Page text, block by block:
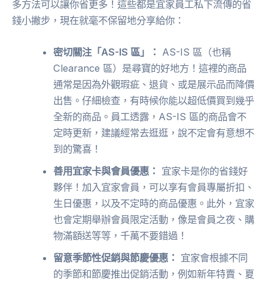
多方法可以讓你省更多！這些都是宜家員工私下流傳的省
錢小撇步，現在就毫不保留地分享給你：
密切關注「AS-IS 區」： AS-IS 區（也稱
Clearance 區）是尋寶的好地方！這裡的商品
通常是因為外觀瑕疵、退貨、或是展示品而降價
出售。仔細檢查，有時候你能以超低價買到幾乎
全新的商品。員工透露，AS-IS 區的商品會不
定時更新，建議經常去逛逛，說不定會有意想不
到的驚喜！
善用宜家卡與會員優惠： 宜家卡是你的省錢好
夥伴！加入宜家會員，可以享有會員專屬折扣、
生日優惠，以及不定時的商品優惠。此外，宜家
也會定期舉辦會員限定活動，像是會員之夜、購
物滿額送等等，千萬不要錯過！
留意季節性促銷與節慶優惠： 宜家會根據不同
的季節和節慶推出促銷活動，例如新年特賣、夏